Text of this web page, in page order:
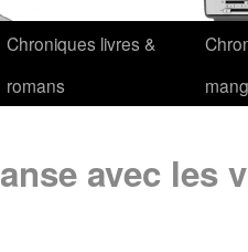
Chroniques livres &
romans
avec les